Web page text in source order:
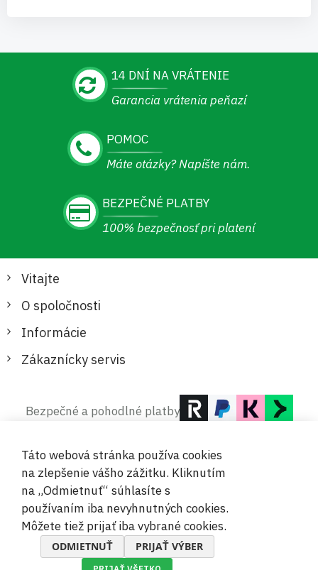
14 DNÍ NA VRÁTENIE
Garancia vrátenia peňazí
POMOC
Máte otázky? Napíšte nám.
BEZPEČNÉ PLATBY
100% bezpečnosť pri platení
Vitajte
O spoločnosti
Informácie
Zákaznícky servis
Bezpečné a pohodlné platby
© 2019-2026 Megamix s.r.o.
Táto webová stránka používa cookies
na zlepšenie vášho zážitku. Kliknutím
na „Odmietnuť“ súhlasíte s
používaním iba nevyhnutných cookies.
Môžete tiež prijať iba vybrané cookies.
ODMIETNUŤ PRIJAŤ VÝBER